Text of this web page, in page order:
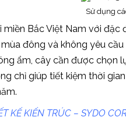
Sử dụng
miền Bắc Việt Nam với đặc
đông và không yêu
ẩm, cây cần được chọn
chỉ giúp tiết kiệm thời
KẾ KIẾN TRÚC – SYDO